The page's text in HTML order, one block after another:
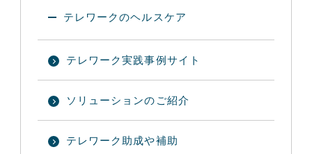
テレワークのヘルスケア
テレワーク実践事例サイト
ソリューションのご紹介
テレワーク助成や補助